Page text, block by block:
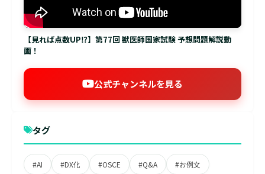
【見れば点数UP⁉】第77回 獣医師国家試験 予想問題解説動
画！
公式チャンネルを見る
タグ
#AI #DX化 #OSCE #Q&A #お例文